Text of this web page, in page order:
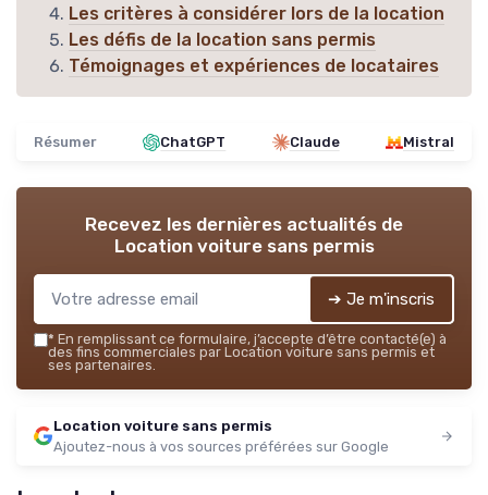
Les critères à considérer lors de la location
Les défis de la location sans permis
Témoignages et expériences de locataires
Résumer ChatGPT Claude Mistral
Recevez les dernières actualités de
Location voiture sans permis
➔ Je m'inscris
* En remplissant ce formulaire, j’accepte d’être contacté(e) à
des fins commerciales par Location voiture sans permis et
ses partenaires.
Location voiture sans permis
Ajoutez-nous à vos sources préférées sur Google